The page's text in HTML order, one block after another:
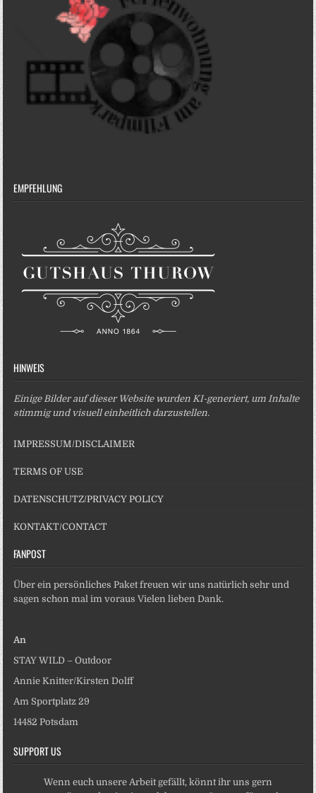
EMPFEHLUNG
HINWEIS
Einige Bilder auf dieser Website wurden KI-generiert, um Inhalte
stimmig und visuell einheitlich darzustellen.
IMPRESSUM/DISCLAIMER
TERMS OF USE
DATENSCHUTZ/PRIVACY POLICY
KONTAKT/CONTACT
FANPOST
Über ein persönliches Paket freuen wir uns natürlich sehr und
sagen schon mal im voraus Vielen lieben Dank.
An
STAY WILD – Outdoor
Annie Knitter/Kirsten Dolff
Am Sportplatz 29
14482 Potsdam
SUPPORT US
Wenn euch unsere Arbeit gefällt, könnt ihr uns gern